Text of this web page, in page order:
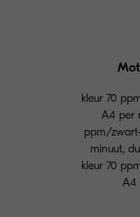
kleur 70
A4 per
ppm/
minuut,
kleur 70
A4